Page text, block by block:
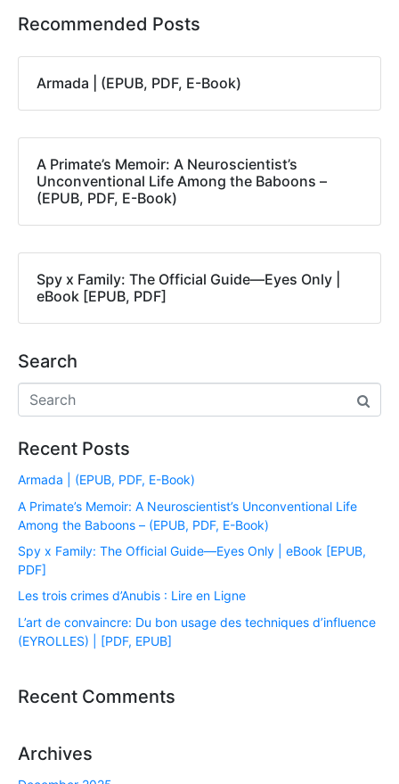
Recommended Posts
Armada | (EPUB, PDF, E-Book)
A Primate’s Memoir: A Neuroscientist’s
Unconventional Life Among the Baboons –
(EPUB, PDF, E-Book)
Spy x Family: The Official Guide―Eyes Only |
eBook [EPUB, PDF]
Search
Recent Posts
Armada | (EPUB, PDF, E-Book)
A Primate’s Memoir: A Neuroscientist’s Unconventional Life
Among the Baboons – (EPUB, PDF, E-Book)
Spy x Family: The Official Guide―Eyes Only | eBook [EPUB,
PDF]
Les trois crimes d’Anubis : Lire en Ligne
L’art de convaincre: Du bon usage des techniques d’influence
(EYROLLES) | [PDF, EPUB]
Recent Comments
Archives